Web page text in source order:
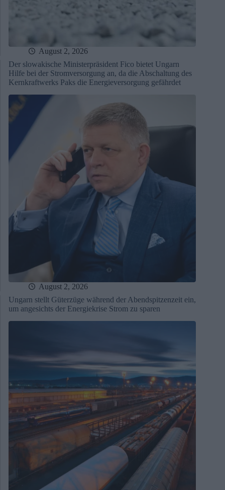
August 2, 2026
Der slowakische Ministerpräsident Fico bietet Ungarn
Hilfe bei der Stromversorgung an, da die Abschaltung des
Kernkraftwerks Paks die Energieversorgung gefährdet
August 2, 2026
Ungarn stellt Güterzüge während der Abendspitzenzeit ein,
um angesichts der Energiekrise Strom zu sparen